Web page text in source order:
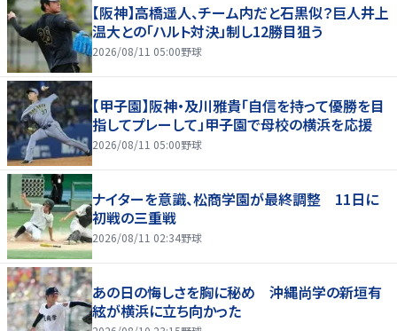
【阪神】高橋遥人、チーム内だと石黒似？巨人井上
温大との「ハルト対決」制し12勝目狙う
2026/08/11 05:00野球
【甲子園】阪神・及川雅貴「自信を持って優勝を目
指してプレーして」甲子園で母校の横浜を応援
2026/08/11 05:00野球
ナイターを意識、松商学園が最終調整 11日に
初戦の三重戦
2026/08/11 02:34野球
あの日の悔しさを胸に秘め 沖縄尚学の新垣有
絃が横浜に立ち向かった